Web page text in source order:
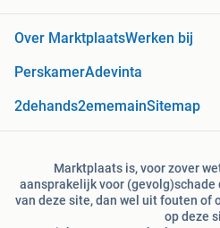
Over MarktplaatsWerken bij
PerskamerAdevinta
2dehands2ememainSitemap
Marktplaats is, voor zover
aansprakelijk voor
van deze site, dan wel uit fouten
op deze